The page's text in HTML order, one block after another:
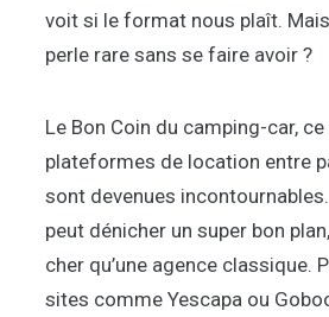
voit si le format nous plaît.
perle rare sans se faire avoir ?
Le Bon Coin du camping-car,
plateformes de location entre
sont devenues incontournables.
peut dénicher un super bon
cher qu’une agence classique.
sites comme Yescapa ou